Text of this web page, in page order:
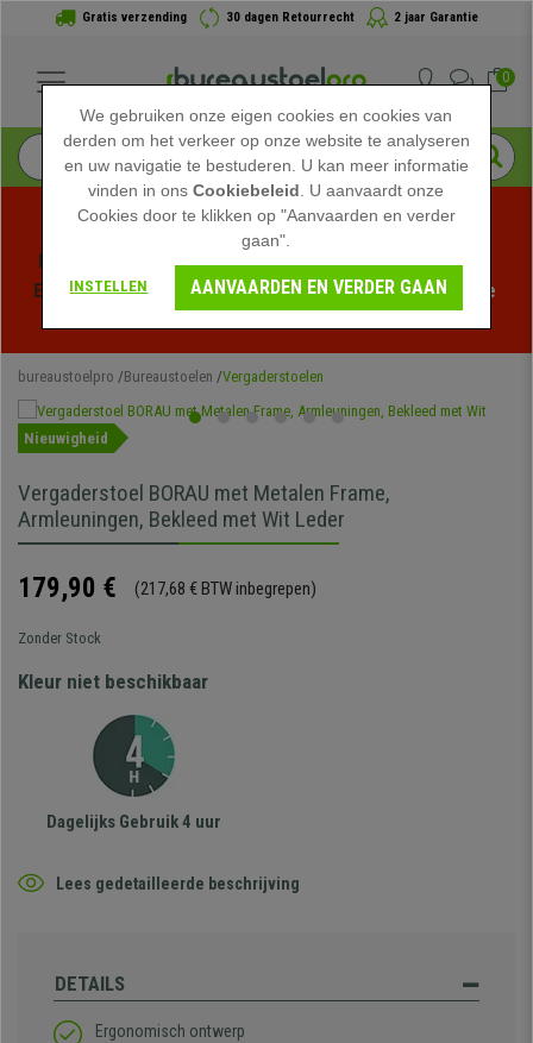
Gratis verzending 30 dagen Retourrecht 2 jaar Garantie
0
Profiteer van de Zomeruitverkoop bij bureaustoelpro!
Exclusieve kortingen voor een beperkte tijd - Bekijk de
bureaustoelpro Bureaustoelen Vergaderstoelen
Nieuwigheid
Vergaderstoel BORAU met Metalen Frame,
Armleuningen, Bekleed met Wit Leder
179,90 € (217,68 € BTW inbegrepen)
Zonder Stock
Kleur niet beschikbaar
Dagelijks Gebruik 4 uur
Lees gedetailleerde beschrijving
DETAILS
Ergonomisch ontwerp
We gebruiken onze eigen cookies en cookies van
derden om het verkeer op onze website te analyseren
en uw navigatie te bestuderen. U kan meer informatie
vinden in onsCookiebeleid . U aanvaardt onze
Cookies door te klikken op "Aanvaarden en verder
gaan".
INSTELLEN AANVAARDEN EN VERDER GAAN